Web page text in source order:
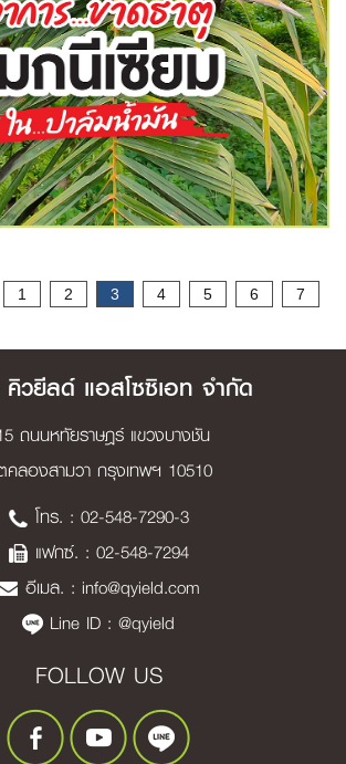
1 2 3 4 5 6 7
วยีลด์ แอสโซซิเอท จำกัด
ถนนหทัยราษฎร์ แขวงบางชัน
คลองสามวา กรุงเทพฯ 10510
โทร. : 02-548-7290-3
แฟกซ์. : 02-548-7294
อีเมล. : info@qyield.com
Line ID : @qyield
FOLLOW US